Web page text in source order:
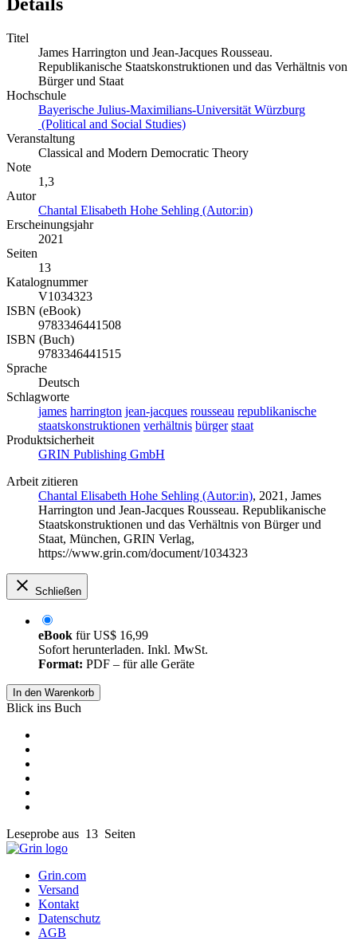
Details
Titel
James Harrington und Jean-Jacques Rousseau.
Republikanische Staatskonstruktionen und das Verhältnis von
Bürger und Staat
Hochschule
Bayerische Julius-Maximilians-Universität Würzburg
(Political and Social Studies)
Veranstaltung
Classical and Modern Democratic Theory
Note
1,3
Autor
Chantal Elisabeth Hohe Sehling (Autor:in)
Erscheinungsjahr
2021
Seiten
13
Katalognummer
V1034323
ISBN (eBook)
9783346441508
ISBN (Buch)
9783346441515
Sprache
Deutsch
Schlagworte
james harrington jean-jacques rousseau republikanische
staatskonstruktionen verhältnis bürger staat
Produktsicherheit
GRIN Publishing GmbH
Arbeit zitieren
Chantal Elisabeth Hohe Sehling (Autor:in), 2021, James
Harrington und Jean-Jacques Rousseau. Republikanische
Staatskonstruktionen und das Verhältnis von Bürger und
Staat, München, GRIN Verlag,
https://www.grin.com/document/1034323
Schließen
eBook fürUS$ 16,99
Sofort herunterladen. Inkl. MwSt.
Format: PDF – für alle Geräte
In den Warenkorb
Blick ins Buch
Leseprobe aus 13 Seiten
Grin.com
Versand
Kontakt
Datenschutz
AGB